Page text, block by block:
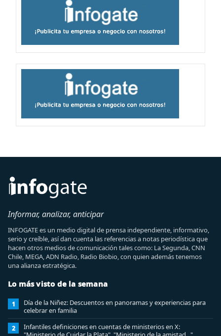
Informar, analizar, anticipar
INFOGATE es un medio digital de prensa independiente, informativo,
serio y creíble, así dan cuenta las referencias a notas periodística que
hacen otros medios de comunicación tales como: La Segunda, CNN
Chile, MEGA, ADN Radio, Radio Biobio, con quien además tenemos
una alianza estratégica.
Lo más visto de la semana
1
Día de la Niñez: Descuentos en panoramas y experiencias para
celebrar en familia
2
Infantiles definiciones en cuentas de ministerios en X: